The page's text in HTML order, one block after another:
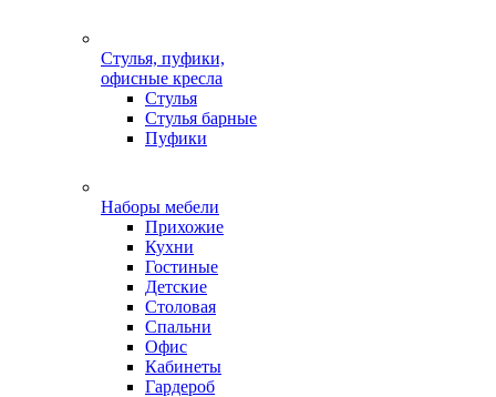
Стулья, пуфики,
офисные кресла
Стулья
Стулья барные
Пуфики
Наборы мебели
Прихожие
Кухни
Гостиные
Детские
Столовая
Спальни
Офис
Кабинеты
Гардероб